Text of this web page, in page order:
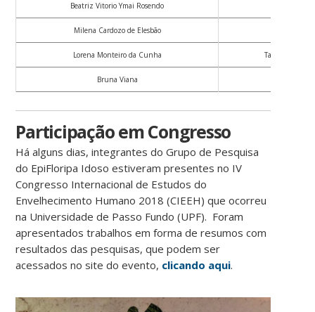
Beatriz Vitorio Ymai Rosendo
Milena Cardozo de Elesbão
Lorena Monteiro da Cunha Tayná Mayara
Bruna Viana
Participação em Congresso
Há alguns dias, integrantes do Grupo de Pesquisa
do EpiFloripa Idoso estiveram presentes no IV
Congresso Internacional de Estudos do
Envelhecimento Humano 2018 (CIEEH) que ocorreu
na Universidade de Passo Fundo (UPF). Foram
apresentados trabalhos em forma de resumos com
resultados das pesquisas, que podem ser
acessados no site do evento, clicando aqui.